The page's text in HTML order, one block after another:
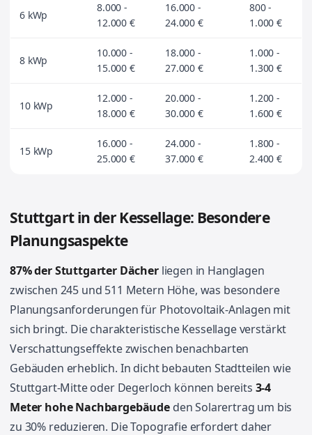
6 kWp
8.000 -
12.000 €
16.000 -
24.000 €
800 -
1.000 €
8 kWp
10.000 -
15.000 €
18.000 -
27.000 €
1.000 -
1.300 €
10 kWp
12.000 -
18.000 €
20.000 -
30.000 €
1.200 -
1.600 €
15 kWp
16.000 -
25.000 €
24.000 -
37.000 €
1.800 -
2.400 €
Stuttgart in der Kessellage: Besondere
Planungsaspekte
87% der Stuttgarter Dächerliegen in Hanglagen
zwischen 245 und 511 Metern Höhe, was besondere
Planungsanforderungen für Photovoltaik-Anlagen mit
sich bringt. Die charakteristische Kessellage verstärkt
Verschattungseffekte zwischen benachbarten
Gebäuden erheblich. In dicht bebauten Stadtteilen wie
Stuttgart-Mitte oder Degerloch können bereits 3-4
Meter hohe Nachbargebäude den Solarertrag um bis
zu 30% reduzieren. Die Topografie erfordert daher